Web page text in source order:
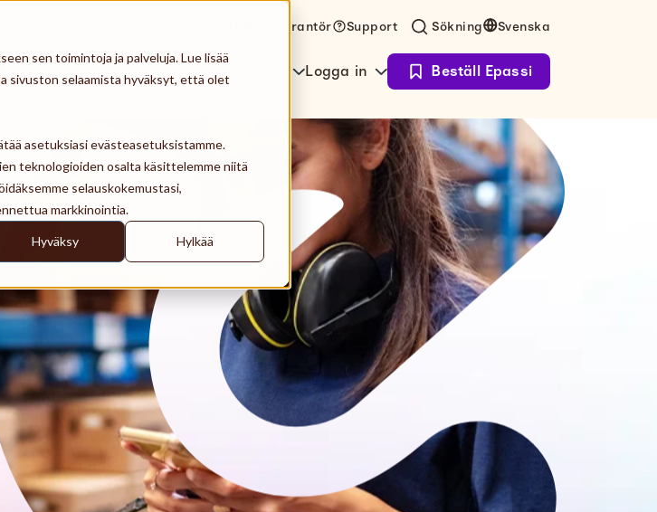
sen toimintoja ja palveluja. Lue lisää
sivuston selaamista hyväksyt, että olet
asetuksiasi evästeasetuksistamme.
teknologioiden osalta käsittelemme niitä
selauskokemustasi,
markkinointia.
Hyväksy Hylkää
Hitta leverantör Support Sökning Svenska
För leverantörer Logga in Beställ Epassi